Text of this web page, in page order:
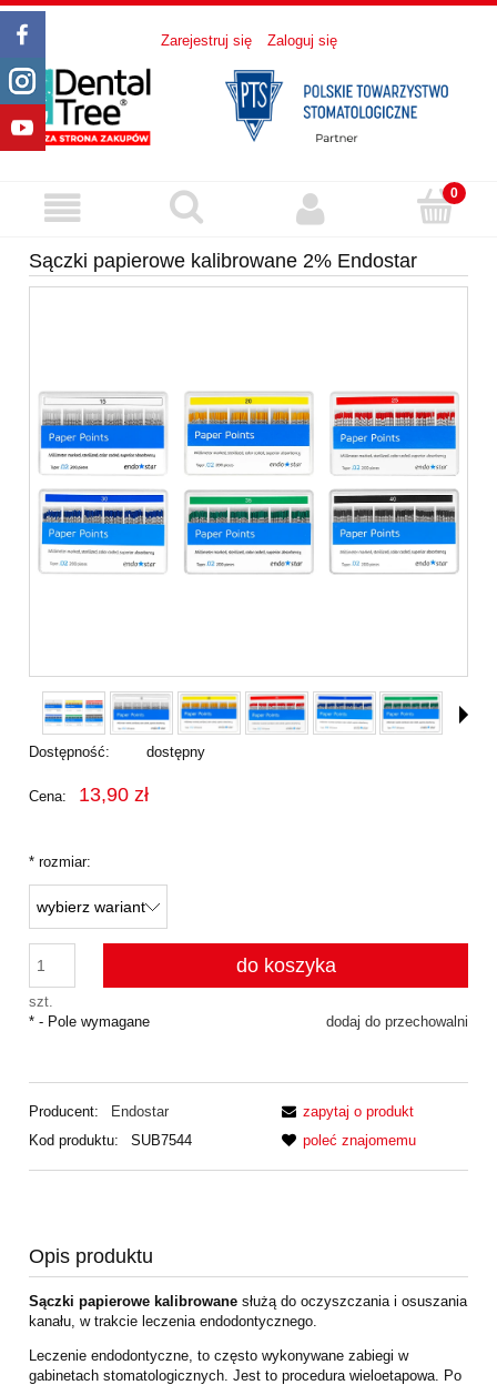
Zarejestruj się Zaloguj się
Sączki papierowe kalibrowane 2% Endostar
Dostępność: dostępny
Cena: 13,90 zł
* rozmiar:
szt.
do koszyka
dodaj do przechowalni
* - Pole wymagane
Producent:
Endostar
Kod produktu:
SUB7544
zapytaj o produkt
poleć znajomemu
Opis produktu
Sączki papierowe kalibrowane służą do oczyszczania i osuszania
kanału, w trakcie leczenia endodontycznego.
Leczenie endodontyczne, to często wykonywane zabiegi w
gabinetach stomatologicznych. Jest to procedura wieloetapowa. Po